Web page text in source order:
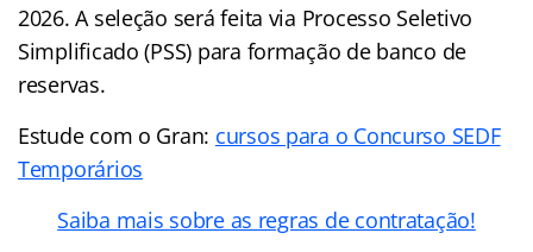
2026. A seleção será feita via Processo Seletivo
Simplificado (PSS) para formação de banco de
reservas.
Estude com o Gran: cursos para o Concurso SEDF
Temporários
Saiba mais sobre as regras de contratação!